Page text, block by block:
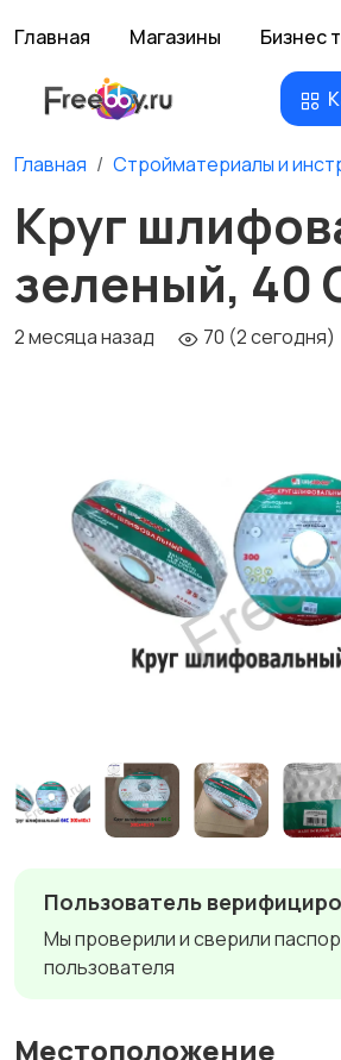
Главная Магазины Бизнес
Главная Стройматериалы и
Круг
зеленый, 40
2 месяца назад 70 (2 сегодня)
Пользователь
Мы проверили и сверили
пользователя
Местоположение